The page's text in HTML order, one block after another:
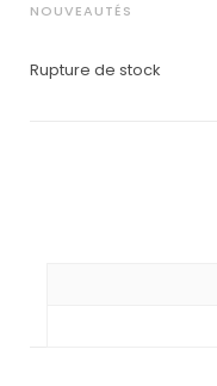
NOUVEAUTÉS
Rupture de stock